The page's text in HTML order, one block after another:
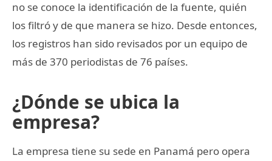
no se conoce la identificación de la fuente, quién
los filtró y de que manera se hizo. Desde entonces,
los registros han sido revisados por un equipo de
más de 370 periodistas de 76 países.
¿Dónde se ubica la
empresa?
La empresa tiene su sede en Panamá pero opera